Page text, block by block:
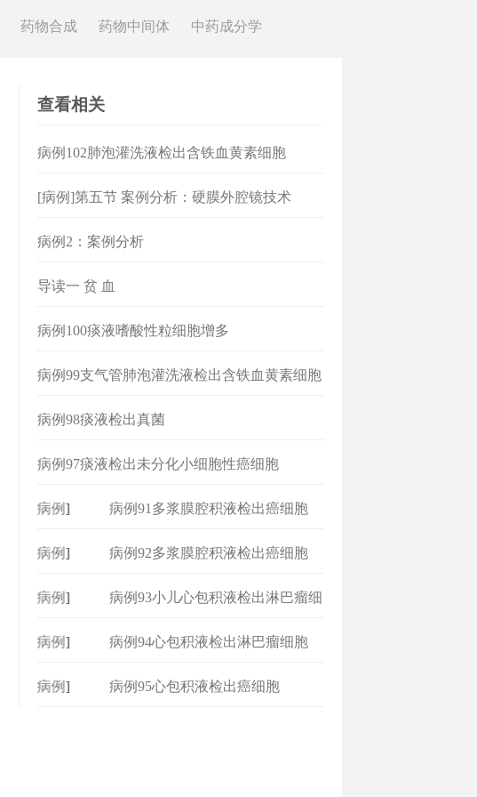
药物合成 药物中间体 中药成分学
查看相关
病例102肺泡灌洗液检出含铁血黄素细胞
[病例]第五节 案例分析：硬膜外腔镜技术
病例2：案例分析
导读一 贫 血
病例100痰液嗜酸性粒细胞增多
病例99支气管肺泡灌洗液检出含铁血黄素细胞
病例98痰液检出真菌
病例97痰液检出未分化小细胞性癌细胞
病例] 病例91多浆膜腔积液检出癌细胞
病例] 病例92多浆膜腔积液检出癌细胞
病例]
病例93小儿心包积液检出淋巴瘤细
病例] 病例94心包积液检出淋巴瘤细胞
病例] 病例95心包积液检出癌细胞